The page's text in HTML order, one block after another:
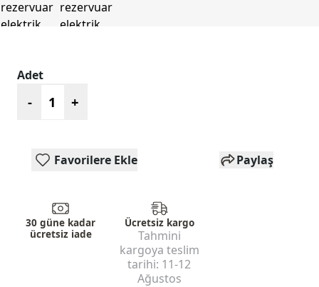
Adet
- +
Favorilere Ekle Paylaş
30 güne kadar
ücretsiz iade
Ücretsiz kargo
Tahmini
kargoya teslim
tarihi: 11-12
Ağustos